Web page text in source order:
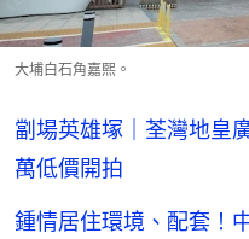
大埔白石角嘉熙。
劏場英雄塚｜荃灣地
萬低價開拍
鍾情居住環境、配套！